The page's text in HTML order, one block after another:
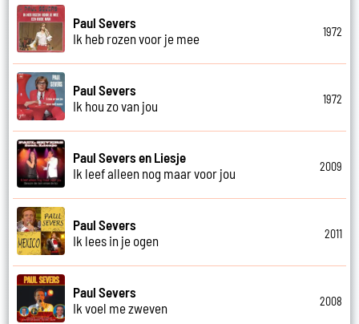
Paul Severs
Ik heb rozen voor je mee
1972
Paul Severs
Ik hou zo van jou
1972
Paul Severs en Liesje
Ik leef alleen nog maar voor jou
2009
Paul Severs
Ik lees in je ogen
2011
Paul Severs
Ik voel me zweven
2008